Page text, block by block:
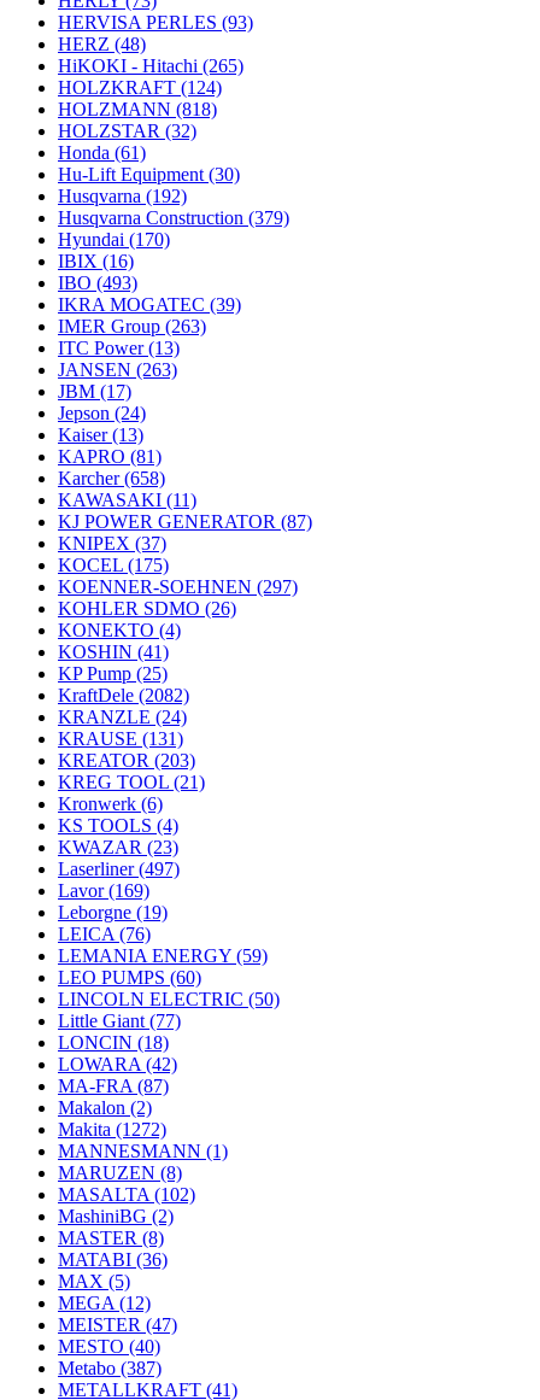
HERVISA PERLES (93)
HERZ (48)
HiKOKI - Hitachi (265)
HOLZKRAFT (124)
HOLZMANN (818)
HOLZSTAR (32)
Honda (61)
Hu-Lift Equipment (30)
Husqvarna (192)
Husqvarna Construction (379)
Hyundai (170)
IBIX (16)
IBO (493)
IKRA MOGATEC (39)
IMER Group (263)
ITC Power(13)
JANSEN (263)
JBM (17)
Jepson (24)
Kaiser(13)
KAPRO (81)
Karcher(658)
KAWASAKI (11)
KJ POWER GENERATOR (87)
KNIPEX (37)
KOCEL (175)
KOENNER-SOEHNEN (297)
KOHLER SDMO (26)
KONEKTO (4)
KOSHIN (41)
KP Pump (25)
KraftDele (2082)
KRANZLE (24)
KRAUSE (131)
KREATOR (203)
KREG TOOL (21)
Kronwerk (6)
KS TOOLS (4)
KWAZAR (23)
Laserliner(497)
Lavor(169)
Leborgne (19)
LEICA (76)
LEMANIA ENERGY (59)
LEO PUMPS (60)
LINCOLN ELECTRIC (50)
Little Giant (77)
LONCIN (18)
LOWARA (42)
MA-FRA (87)
Makalon (2)
Makita (1272)
MANNESMANN (1)
MARUZEN (8)
MASALTA (102)
MashiniBG (2)
MASTER (8)
MATABI (36)
MAX (5)
MEGA (12)
MEISTER (47)
MESTO (40)
Metabo (387)
METALLKRAFT (41)